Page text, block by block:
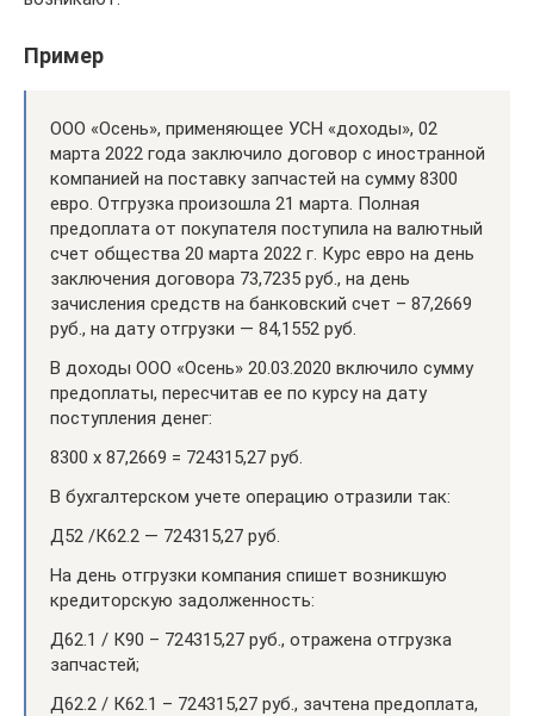
Пример
ООО «Осень», применяющее УСН «доходы», 02
марта 2022 года заключило договор с иностранной
компанией на поставку запчастей на сумму 8300
евро. Отгрузка произошла 21 марта. Полная
предоплата от покупателя поступила на валютный
счет общества 20 марта 2022 г. Курс евро на день
заключения договора 73,7235 руб., на день
зачисления средств на банковский счет – 87,2669
руб., на дату отгрузки — 84,1552 руб.
В доходы ООО «Осень» 20.03.2020 включило сумму
предоплаты, пересчитав ее по курсу на дату
поступления денег:
8300 х 87,2669 = 724315,27 руб.
В бухгалтерском учете операцию отразили так:
Д52 /К62.2 — 724315,27 руб.
На день отгрузки компания спишет возникшую
кредиторскую задолженность:
Д62.1 / К90 – 724315,27 руб., отражена отгрузка
запчастей;
Д62.2 / К62.1 – 724315,27 руб., зачтена предоплата,